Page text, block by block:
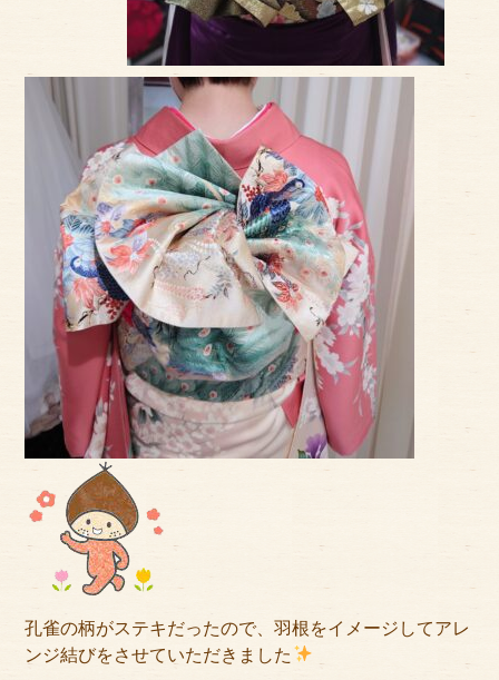
孔雀の柄がステキだったので、羽根をイメージしてアレ
ンジ結びをさせていただきました